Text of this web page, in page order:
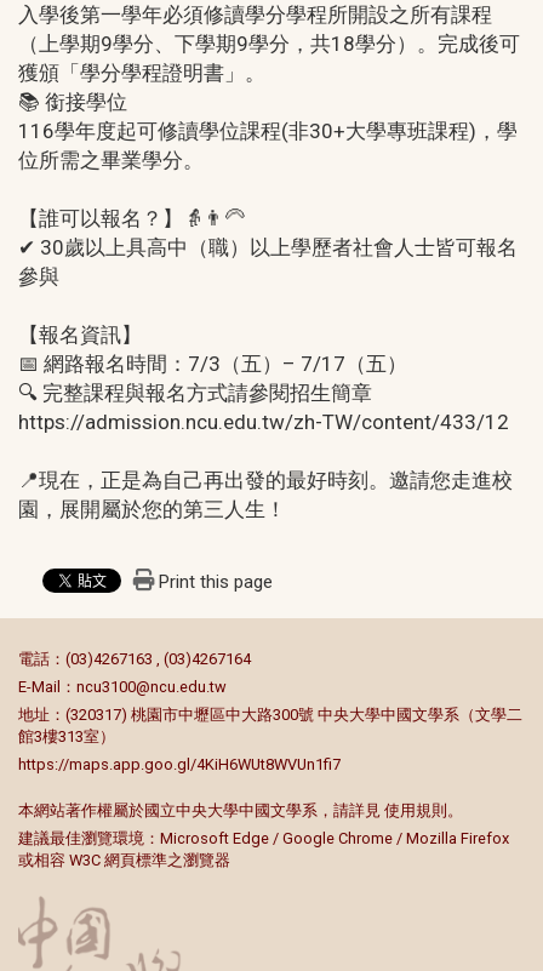
入學後第一學年必須修讀學分學程所開設之所有課程
（上學期9學分、下學期9學分，共18學分）。完成後可
獲頒「學分學程證明書」。
📚 銜接學位
116學年度起可修讀學位課程(非30+大學專班課程)，學
位所需之畢業學分。
【誰可以報名？】👵👨‍🦳
✔ 30歲以上具高中（職）以上學歷者社會人士皆可報名
參與
【報名資訊】
📅 網路報名時間：7/3（五）– 7/17（五）
🔍 完整課程與報名方式請參閱招生簡章
https://admission.ncu.edu.tw/zh-TW/content/433/12
📍現在，正是為自己再出發的最好時刻。邀請您走進校
園，展開屬於您的第三人生！
Print this page
電話：(03)4267163 , (03)4267164
E-Mail： ncu3100@ncu.edu.tw
地址：(320317) 桃園市中壢區中大路300號 中央大學中國文學系（文學二
館3樓313室）
https://maps.app.goo.gl/4KiH6WUt8WVUn1fi7
本網站著作權屬於國立中央大學中國文學系，請詳見 使用規則 。
建議最佳瀏覽環境：Microsoft Edge / Google Chrome / Mozilla Firefox
或相容 W3C 網頁標準之瀏覽器